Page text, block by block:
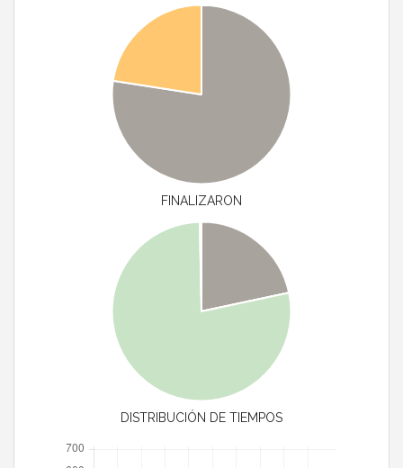
FINALIZARON
DISTRIBUCIÓN DE TIEMPOS